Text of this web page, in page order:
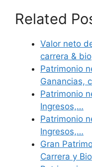
Related
Valor neto
carrera & bio
Patrimonio
Ganancias,
Patrimonio
Ingresos,…
Patrimonio
Ingresos,…
Gran
Carrera y